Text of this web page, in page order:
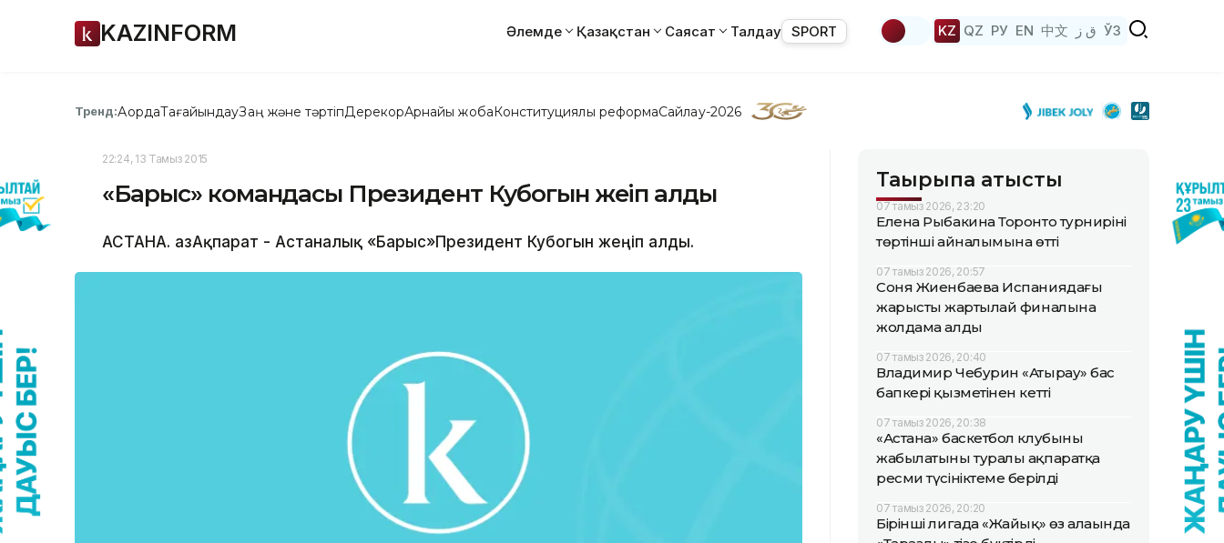
KAZINFORM Әлемде Қазақстан Саясат Талдау SPORT KZ QZ РУ EN 中文 ق ز ЎЗ
Тренд:АқордаТағайындауЗаң және тәртіпДерекқорАрнайы жобаКонституциялық реформаСайлау-2026
22:24, 13 Тамыз 2015
«Барыс» командасы Президент Кубогын жеңіп алды
АСТАНА. ҚазАқпарат - Астаналық «Барыс»Президент Кубогын жеңіп алды.
Тақырыпқа қатысты
07 тамыз 2026, 23:20
Елена Рыбакина Торонто турнирінің
төртінші айналымына өтті
07 тамыз 2026, 20:57
Соня Жиенбаева Испаниядағы
жарыстың жартылай финалына
жолдама алды
07 тамыз 2026, 20:40
Владимир Чебурин «Атырау» бас
бапкері қызметінен кетті
07 тамыз 2026, 20:38
«Астана» баскетбол клубының
жабылатыны туралы ақпаратқа
ресми түсініктеме берілді
07 тамыз 2026, 20:20
Бірінші лигада «Жайық» өз алаңында